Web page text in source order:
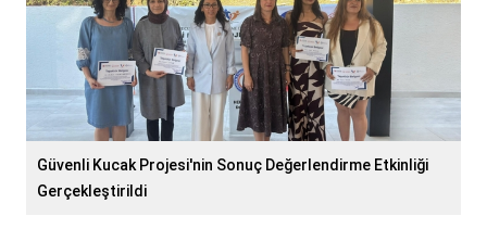
Güvenli Kucak Projesi'nin Sonuç Değerlendirme Etkinliği
Gerçekleştirildi